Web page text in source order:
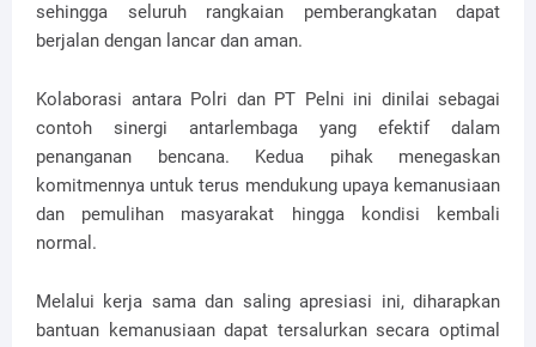
sehingga seluruh rangkaian pemberangkatan dapat
berjalan dengan lancar dan aman.
Kolaborasi antara Polri dan PT Pelni ini dinilai sebagai
contoh sinergi antarlembaga yang efektif dalam
penanganan bencana. Kedua pihak menegaskan
komitmennya untuk terus mendukung upaya kemanusiaan
dan pemulihan masyarakat hingga kondisi kembali
normal.
Melalui kerja sama dan saling apresiasi ini, diharapkan
bantuan kemanusiaan dapat tersalurkan secara optimal